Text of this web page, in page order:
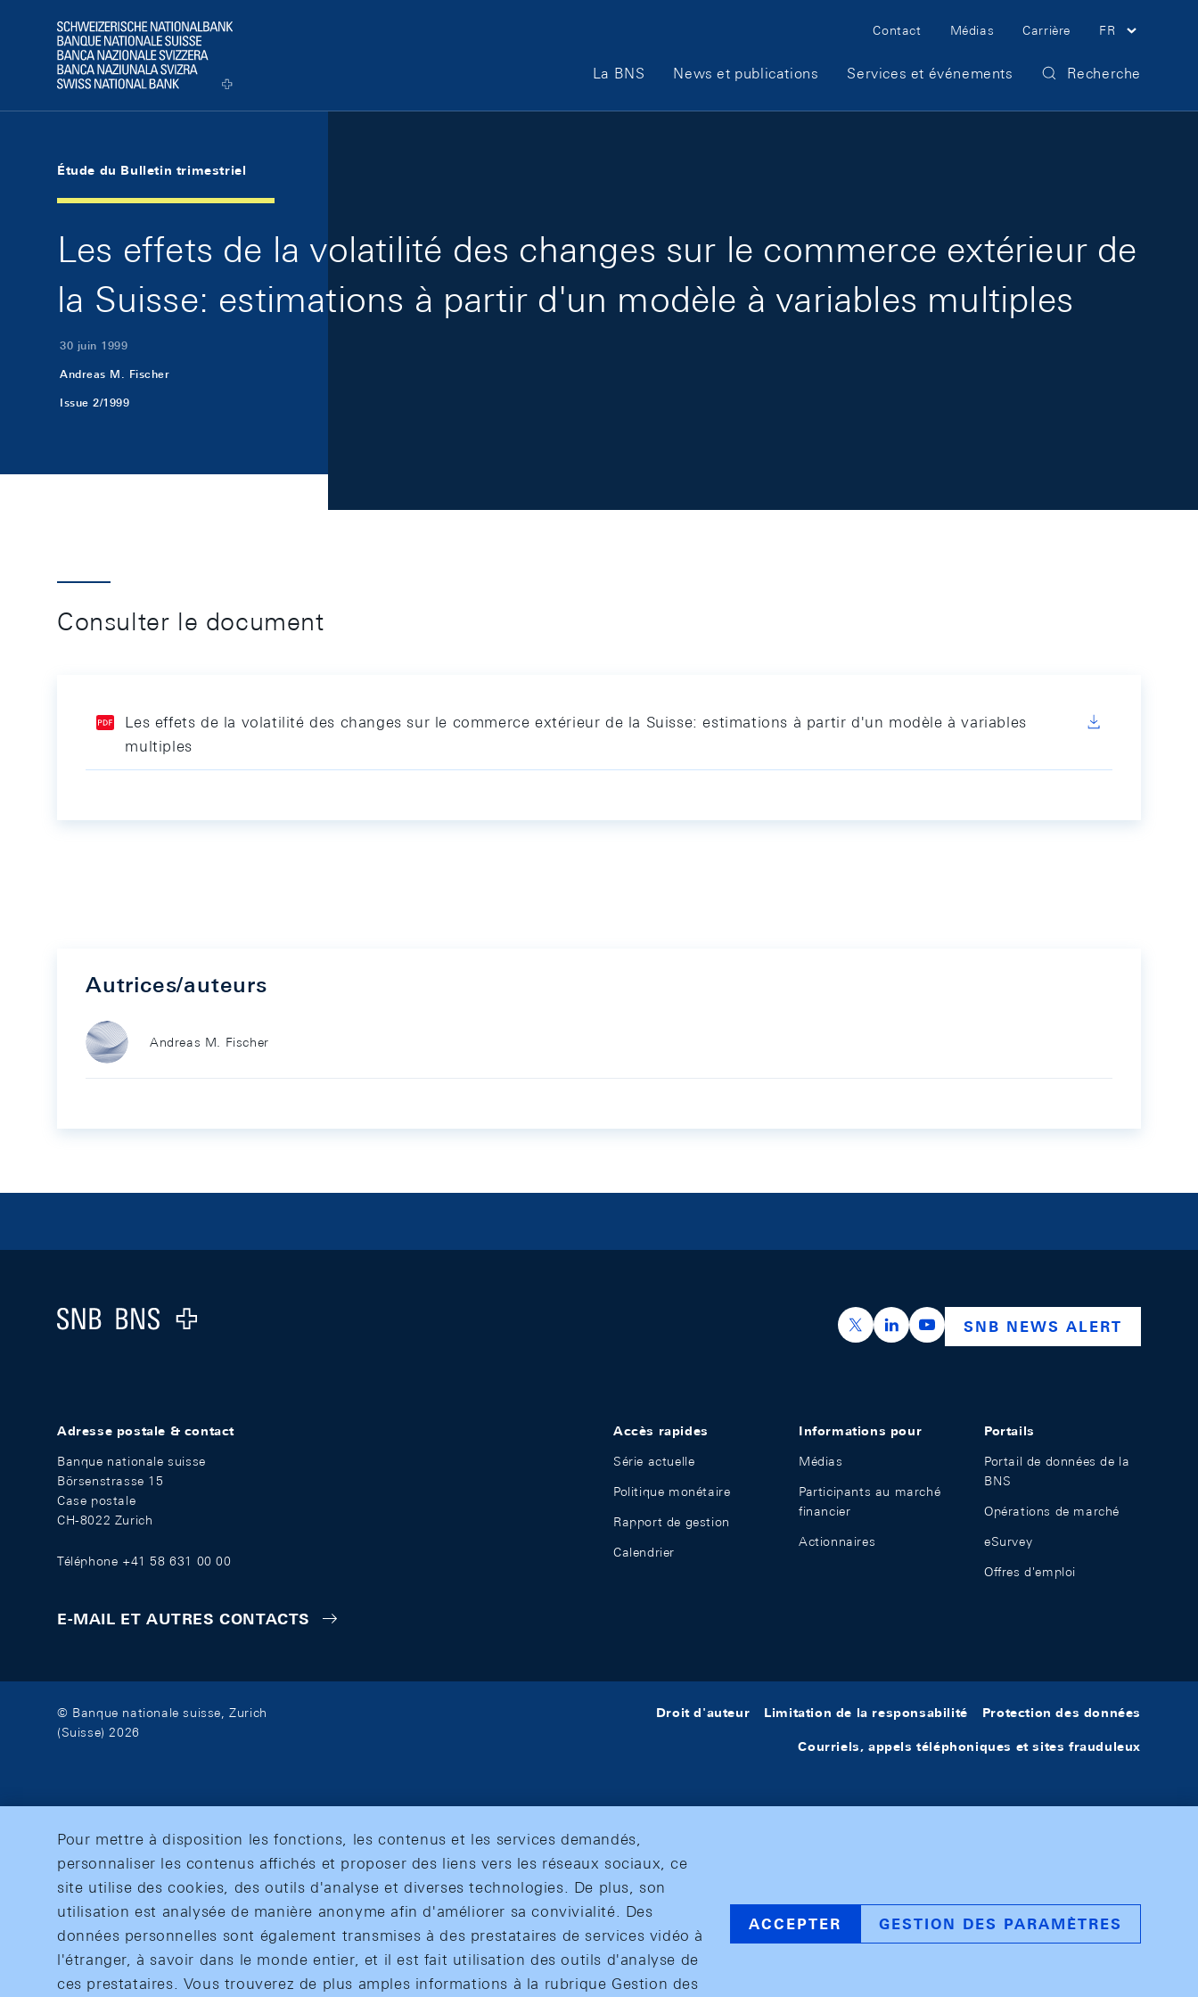
Logo
Meta Navigation
Contact Médias Carrière FR
Main Navigation
La BNS News et publications Services et événements Recherche
Étude du Bulletin trimestriel
Les effets de la volatilité des changes sur le commerce extérieur de
la Suisse: estimations à partir d'un modèle à variables multiples
30 juin 1999
Andreas M. Fischer
Issue 2/1999
Consulter le document
Les effets de la volatilité des changes sur le commerce extérieur de la Suisse: estimations à partir d'un modèle à variables
multiples
Autrices/auteurs
Andreas M. Fischer
Logo
https://x.com/snb_bns
https://ch.linkedin.com/company/swiss-
https://www.youtube.com/
SNB NEWS ALERT
Adresse postale & contact
Banque nationale suisse
Börsenstrasse 15
Case postale
CH-8022 Zurich
Téléphone +41 58 631 00 00
E-MAIL ET AUTRES CONTACTS
Accès rapides
Série actuelle
Politique monétaire
Rapport de gestion
Calendrier
Informations pour
Médias
Participants au marché
financier
Actionnaires
Portails
Portail de données de la
BNS
Opérations de marché
eSurvey
Offres d'emploi
© Banque nationale suisse, Zurich
(Suisse) 2026
Droit d'auteur Limitation de la responsabilité Protection des données
Courriels, appels téléphoniques et sites frauduleux
Pour mettre à disposition les fonctions, les contenus et les services demandés,
personnaliser les contenus affichés et proposer des liens vers les réseaux sociaux, ce
site utilise des cookies, des outils d'analyse et diverses technologies. De plus, son
utilisation est analysée de manière anonyme afin d'améliorer sa convivialité. Des
données personnelles sont également transmises à des prestataires de services vidéo à
l'étranger, à savoir dans le monde entier, et il est fait utilisation des outils d'analyse de
ces prestataires. Vous trouverez de plus amples informations à la rubrique Gestion des
ACCEPTER GESTION DES PARAMÈTRES